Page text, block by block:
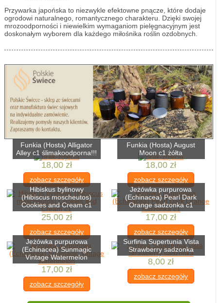
Przywarka japońska to niezwykle efektowne pnącze, które dodaje
ogrodowi naturalnego, romantycznego charakteru. Dzięki swojej
mrozoodporności i niewielkim wymaganiom pielęgnacyjnym jest
doskonałym wyborem dla każdego miłośnika roślin ozdobnych.
Funkia (Hosta) Alligator
Alley c1 ślimakoodporna!!!
18,00 zł
zobacz szczegóły
Funkia (Hosta) August
Moon c1 żółta
18,00 zł
zobacz szczegóły
Hibiskus bylinowy
(Hibiscus moscheutos)
Cookies and Cream c1
25,00 zł
zobacz szczegóły
Jeżówka purpurowa
(Echinacea) Pearl Dark
Orange sadzonka c1
17,00 zł
zobacz szczegóły
Jeżówka purpurowa
(Echinacea) Sunmagic
Vintage Watermelon
17,00 zł
zobacz szczegóły
Surfinia Supertunia Vista
Strawberry sadzonka
8,00 zł
zobacz szczegóły